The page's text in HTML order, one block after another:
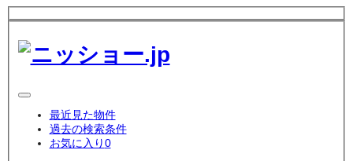
最近見た物件
過去の検索条件
お気に入り0